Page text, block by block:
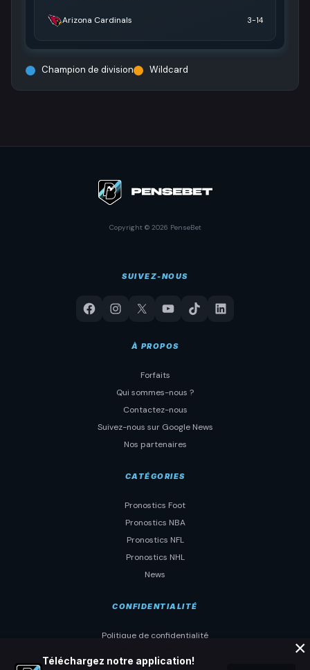
Arizona Cardinals 3-14
Champion de division Wildcard
Copyright © 2026 PenseBet
SUIVEZ-NOUS
À PROPOS
Forfaits
Qui sommes-nous ?
Contactez-nous
Suivez-nous sur Google News
Nos partenaires
CATÉGORIES
Pronostics Foot
Pronostics NBA
Pronostics NFL
Pronostics NHL
News
CONFIDENTIALITÉ
Politique de confidentialité
Téléchargez notre application!
×